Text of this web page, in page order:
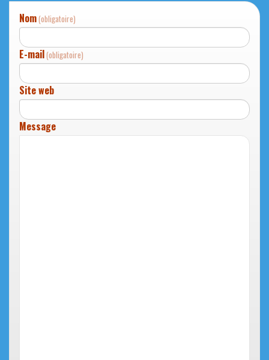
Nom(obligatoire)
E-mail(obligatoire)
Site web
Message